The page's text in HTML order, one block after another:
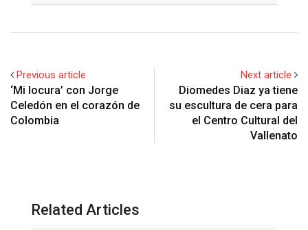
Previous article
‘Mi locura’ con Jorge
Celedón en el corazón de
Colombia
Next article
Diomedes Diaz ya tiene
su escultura de cera para
el Centro Cultural del
Vallenato
Related Articles